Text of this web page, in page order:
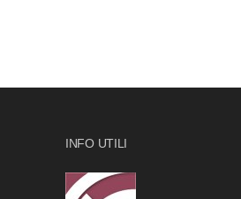
INFO UTILI